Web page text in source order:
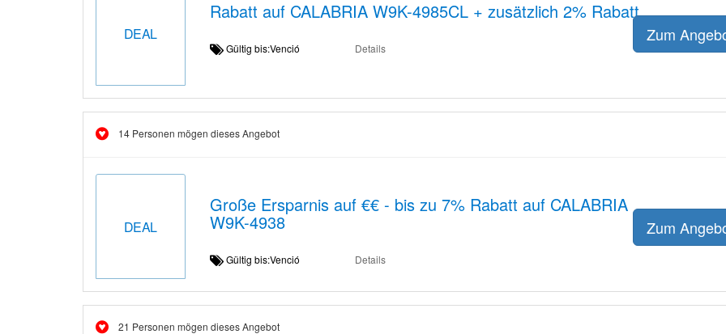
DEAL
Rabatt auf CALABRIA W9K-4985CL + zusätzlich 2% Rabatt
Gültig bis:Venció Details
Zum
14 Personen mögen dieses Angebot
DEAL
Große Ersparnis auf €€ - bis zu 7% Rabatt auf CALABRIA
W9K-4938
Gültig bis:Venció Details
Zum
21 Personen mögen dieses Angebot